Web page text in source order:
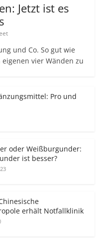
Jetzt ist es
und Co. So gut wie
vier Wänden zu
Pro und
oder Weißburgunder:
ist besser?
erhält Notfallklinik